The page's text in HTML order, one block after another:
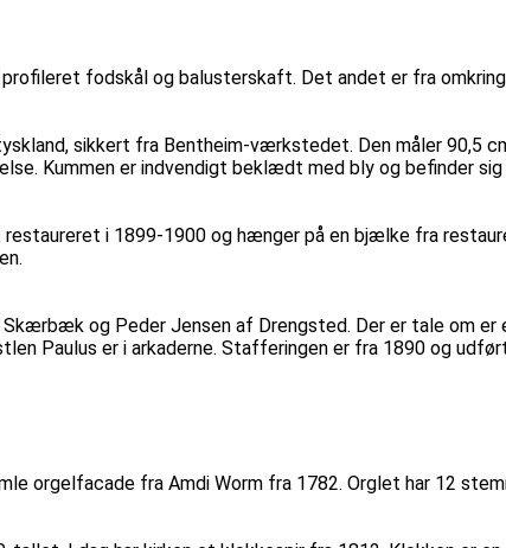
fodskål og balusterskaft. Det andet er fra
sikkert fra Bentheim-værkstedet. Den måler 90,5
Kummen er indvendigt beklædt med bly og befinder
i 1899-1900 og hænger på en bjælke fra
og Peder Jensen af Drengsted. Der er tale om
Paulus er i arkaderne. Stafferingen er fra 1890 og
orgelfacade fra Amdi Worm fra 1782. Orglet har 12